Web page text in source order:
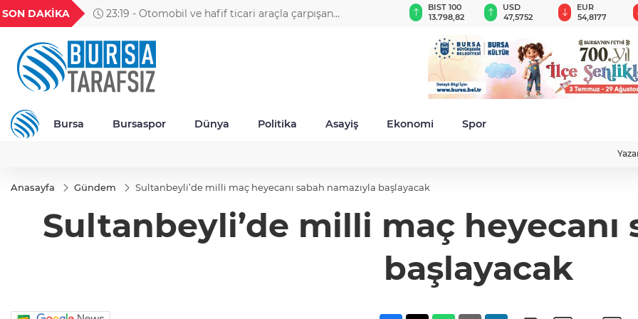
SON DAKİKA
23:19 - Otomobil ve hafif ticari araçla çarpışan
18,1932
TND
16,2262
BGN
28,0626
VND
0,0018
BIST 100
13.798,82
USD
47,5752
EUR
54,8177
Bursa Bursaspor Dünya Politika Asayiş Ekonomi Spor
Anasayfa Gündem Sultanbeyli’de milli maç heyecanı sabah namazıyla başlayacak
Sultanbeyli’de milli maç heyecanı
başlayacak